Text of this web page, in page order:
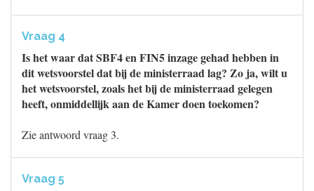
Vraag 4
Is het waar dat SBF4 en FIN5 inzage gehad hebben in
dit wetsvoorstel dat bij de ministerraad lag? Zo ja, wilt u
het wetsvoorstel, zoals het bij de ministerraad gelegen
heeft, onmiddellijk aan de Kamer doen toekomen?
Zie antwoord vraag 3.
Vraag 5